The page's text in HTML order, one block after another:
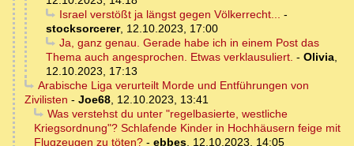
Israel verstößt ja längst gegen Völkerrecht... -
stocksorcerer, 12.10.2023, 17:00
Ja, ganz genau. Gerade habe ich in einem Post das
Thema auch angesprochen. Etwas verklausuliert. - Olivia,
12.10.2023, 17:13
Arabische Liga verurteilt Morde und Entführungen von
Zivilisten - Joe68, 12.10.2023, 13:41
Was verstehst du unter "regelbasierte, westliche
Kriegsordnung"? Schlafende Kinder in Hochhäusern feige mit
Flugzeugen zu töten? - ebbes, 12.10.2023, 14:05